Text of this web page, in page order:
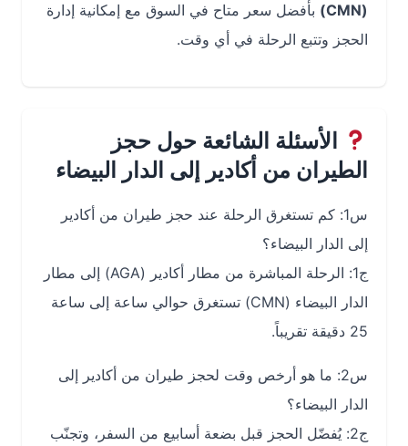
بأفضل سعر متاح في السوق مع إمكانية إدارة
الحجز وتتبع الرحلة في أي وقت.
الأسئلة الشائعة حول حجز
الطيران من أكادير إلى الدار البيضاء
س1: كم تستغرق الرحلة عند حجز طيران من أكادير
إلى الدار البيضاء؟
ج1: الرحلة المباشرة من مطار أكادير (AGA) إلى مطار
الدار البيضاء (CMN) تستغرق حوالي ساعة إلى ساعة
س2: ما هو أرخص وقت لحجز طيران من أكادير إلى
الدار البيضاء؟
ج2: يُفضّل الحجز قبل بضعة أسابيع من السفر، وتجنّب